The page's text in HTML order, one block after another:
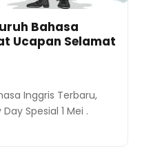
Bahasa
Ucapan Selamat
Inggris Terbaru,
Spesial 1 Mei .